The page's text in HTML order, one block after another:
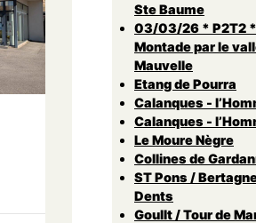
Ste Baume
03/03/26 * P2T2 *
Montade par le
Mauvelle
Etang de Pourra
Calanques -
Calanques -
Le Moure Nègre
Collines de
ST Pons /
Dents
Goullt / Tour de